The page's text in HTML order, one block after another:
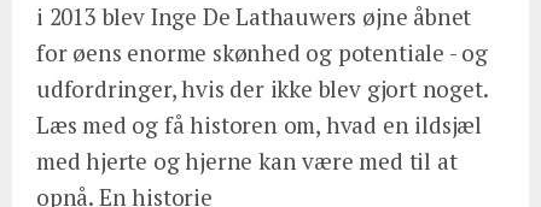
i 2013 blev Inge De Lathauwers øjne åbnet
for øens enorme skønhed og potentiale - og
udfordringer, hvis der ikke blev gjort noget.
Læs med og få historen om, hvad en ildsjæl
med hjerte og hjerne kan være med til at
opnå. En historie